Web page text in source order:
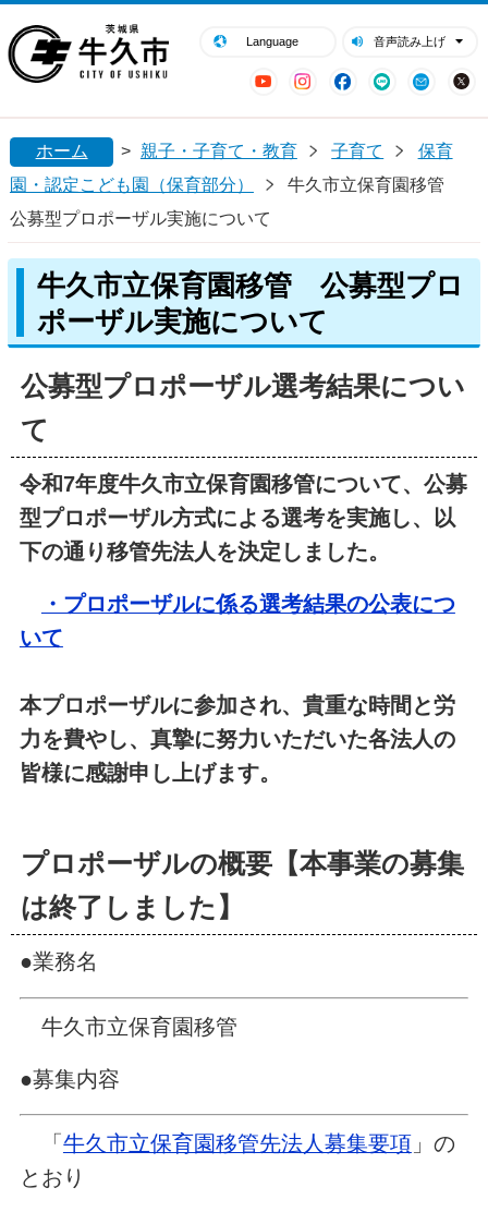
Language 音声読み上げ
YouTubeInstagram
Facebook
LINE Mail
閉じる
ホーム > 親子・子育て・教育 子育て
保育
園・認定こども園（保育部分）
牛久市立保育園移管
公募型プロポーザル実施について
牛久市立保育園移管 公募型プロ
ポーザル実施について
公募型プロポーザル選考結果につい
て
令和7年度牛久市立保育園移管について、公募
型プロポーザル方式による選考を実施し、以
下の通り移管先法人を決定しました。
・プロポーザルに係る選考結果の公表につ
いて
本プロポーザルに参加され、貴重な時間と労
力を費やし、真摯に努力いただいた各法人の
皆様に感謝申し上げます。
プロポーザルの概要【本事業の募集
は終了しました】
●業務名
牛久市立保育園移管
●募集内容
「 牛久市立保育園移管先法人募集要項」の
とおり